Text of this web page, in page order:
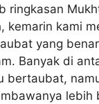
ringkasan
kemarin kami
yang
Banyak di
bertaubat,
lebih